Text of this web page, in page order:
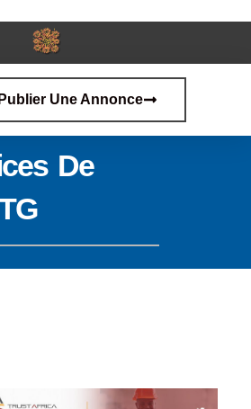
Publier Une Annonce
De